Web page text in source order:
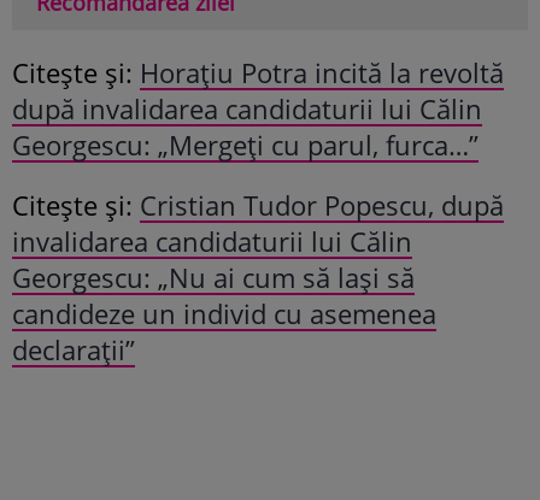
Citește și: Horațiu Potra incită la revoltă
după invalidarea candidaturii lui Călin
Georgescu: „Mergeți cu parul, furca…”
Citește și: Cristian Tudor Popescu, după
invalidarea candidaturii lui Călin
Georgescu: „Nu ai cum să lași să
candideze un individ cu asemenea
declarații”